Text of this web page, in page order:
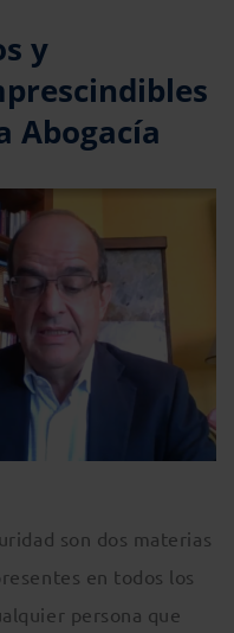
y
Abogacía
son dos materias
en todos los
persona que